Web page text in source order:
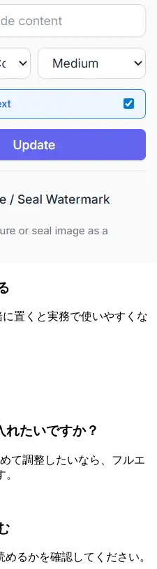
置くと実務で使いやすくな
れたいですか？
て調整したいなら、フルエ
るかを確認してください。